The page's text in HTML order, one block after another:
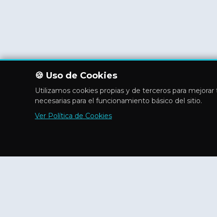
🍪 Uso de Cookies
Utilizamos cookies propias y de terceros para
necesarias para el funcionamiento básico del sitio.
Ver Política de Cookies